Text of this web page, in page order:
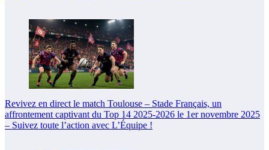
Revivez en direct le match Toulouse – Stade Français, un
affrontement captivant du Top 14 2025-2026 le 1er novembre 2025
– Suivez toute l’action avec L’Équipe !